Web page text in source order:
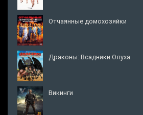
Отчаянные домохозяйки
Драконы: Всадники Олуха
Викинги